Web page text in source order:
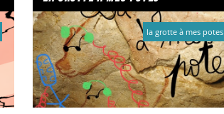
la grotte à mes potes